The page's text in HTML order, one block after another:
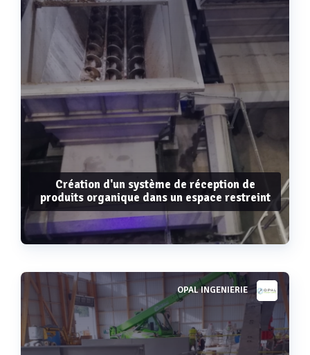
Création d'un système de réception de
produits organique dans un espace restreint
Voir plusOPAL INGENIERIE